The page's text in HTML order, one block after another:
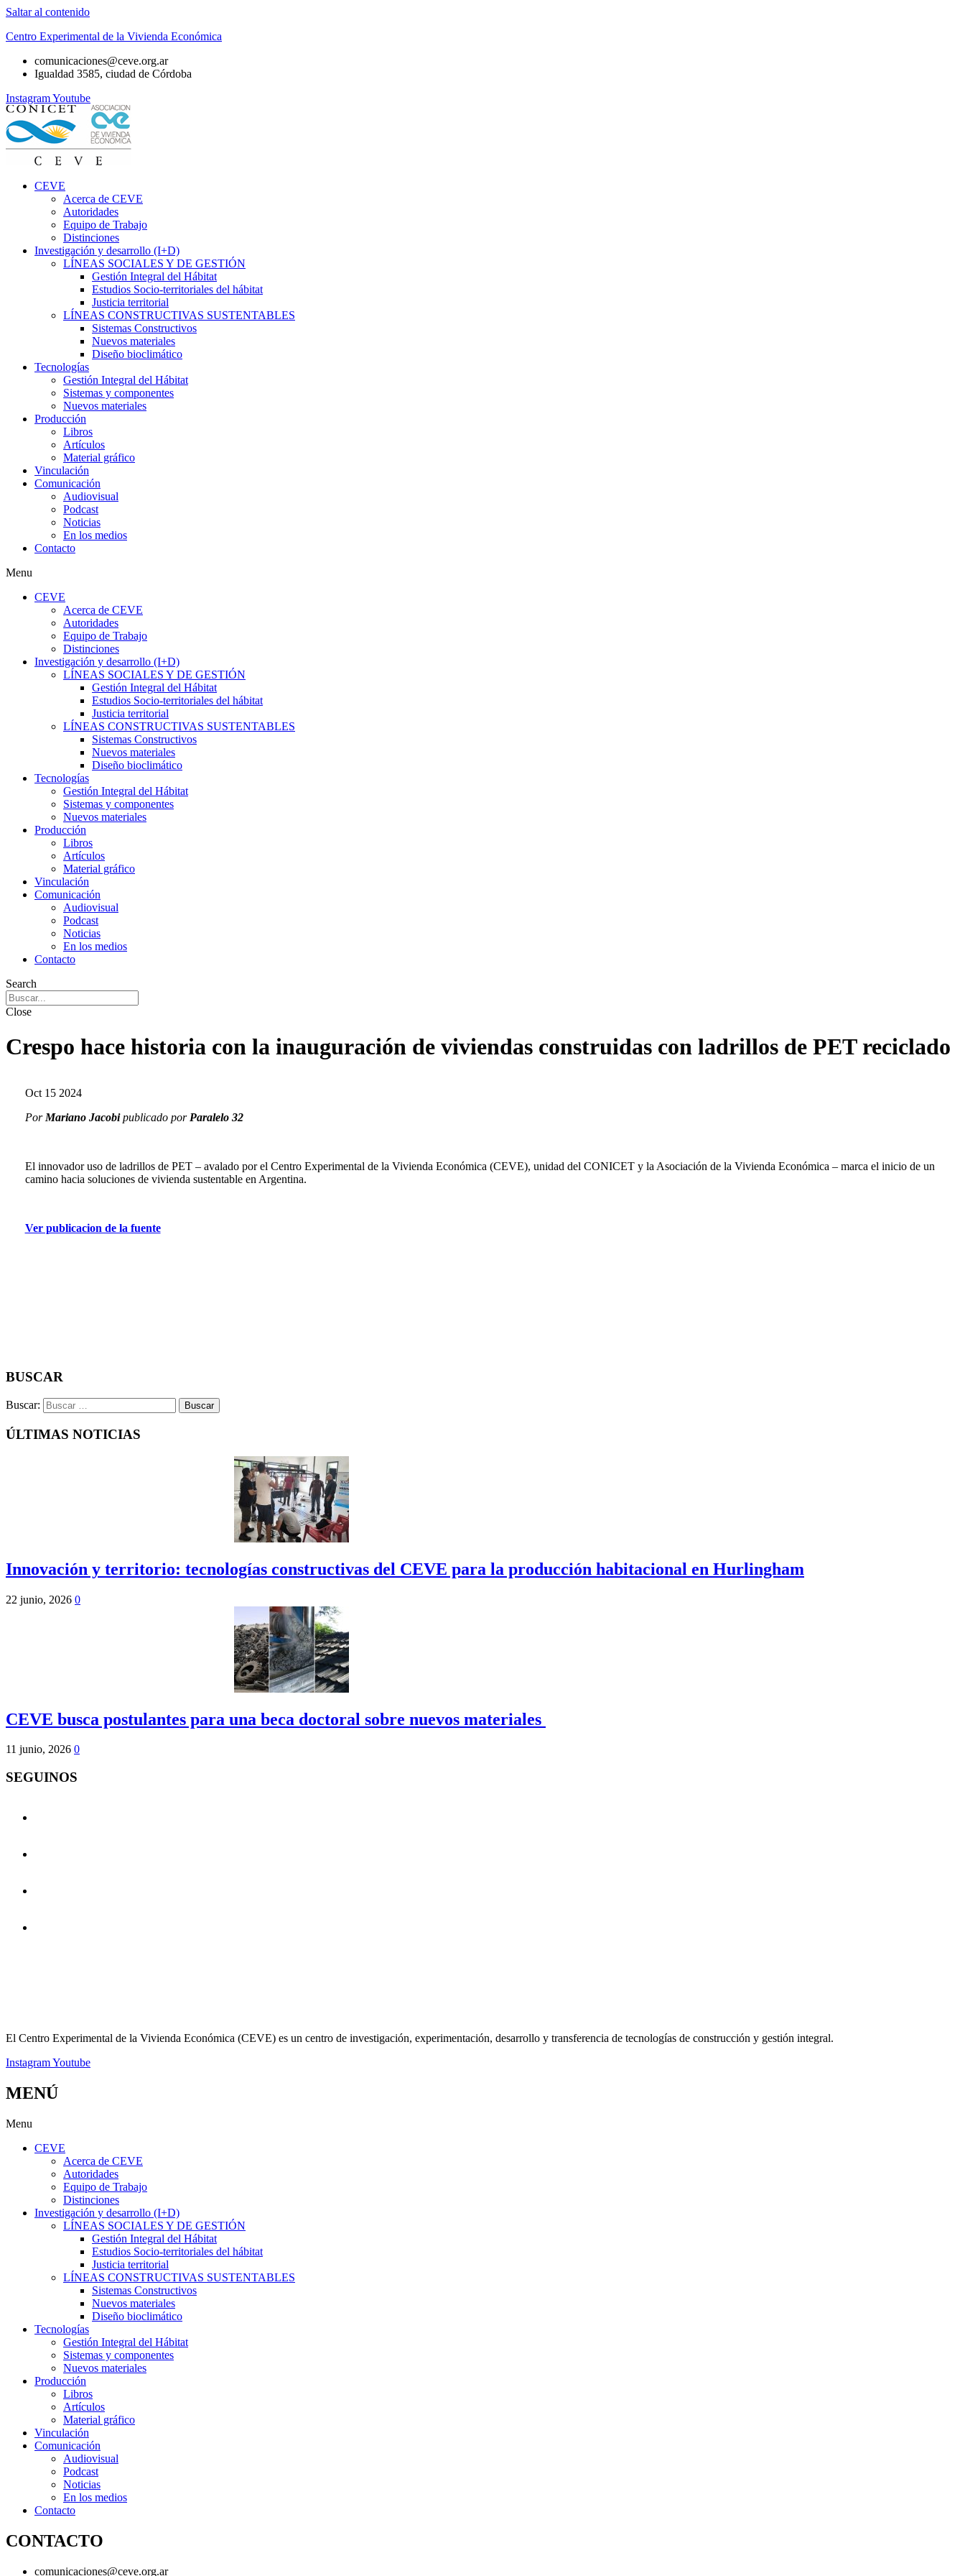
Saltar al contenido
Centro Experimental de la Vivienda Económica
comunicaciones@ceve.org.ar
Igualdad 3585, ciudad de Córdoba
InstagramYoutube
CEVE
Acerca de CEVE
Autoridades
Equipo de Trabajo
Distinciones
Investigación y desarrollo (I+D)
LÍNEAS SOCIALES Y DE GESTIÓN
Gestión Integral del Hábitat
Estudios Socio-territoriales del hábitat
Justicia territorial
LÍNEAS CONSTRUCTIVAS SUSTENTABLES
Sistemas Constructivos
Nuevos materiales
Diseño bioclimático
Tecnologías
Gestión Integral del Hábitat
Sistemas y componentes
Nuevos materiales
Producción
Libros
Artículos
Material gráfico
Vinculación
Comunicación
Audiovisual
Podcast
Noticias
En los medios
Contacto
Menu
CEVE
Acerca de CEVE
Autoridades
Equipo de Trabajo
Distinciones
Investigación y desarrollo (I+D)
LÍNEAS SOCIALES Y DE GESTIÓN
Gestión Integral del Hábitat
Estudios Socio-territoriales del hábitat
Justicia territorial
LÍNEAS CONSTRUCTIVAS SUSTENTABLES
Sistemas Constructivos
Nuevos materiales
Diseño bioclimático
Tecnologías
Gestión Integral del Hábitat
Sistemas y componentes
Nuevos materiales
Producción
Libros
Artículos
Material gráfico
Vinculación
Comunicación
Audiovisual
Podcast
Noticias
En los medios
Contacto
Search
Close
Crespo hace historia con la inauguración de viviendas construidas con ladrillos de PET reciclado
Oct 15 2024
Por Mariano Jacobipublicado porParalelo 32
El innovador uso de ladrillos de PET – avalado por el Centro Experimental de la Vivienda Económica (CEVE), unidad del CONICET y la Asociación de la Vivienda Económica – marca el inicio de un
camino hacia soluciones de vivienda sustentable en Argentina.
Ver publicacion de la fuente
BUSCAR
Buscar:
ÚLTIMAS NOTICIAS
Innovación y territorio: tecnologías constructivas del CEVE para la producción habitacional en Hurlingham
22 junio, 2026 0
CEVE busca postulantes para una beca doctoral sobre nuevos materiales
11 junio, 2026 0
SEGUINOS
El Centro Experimental de la Vivienda Económica (CEVE) es un centro de investigación, experimentación, desarrollo y transferencia de tecnologías de construcción y gestión integral.
InstagramYoutube
MENÚ
Menu
CEVE
Acerca de CEVE
Autoridades
Equipo de Trabajo
Distinciones
Investigación y desarrollo (I+D)
LÍNEAS SOCIALES Y DE GESTIÓN
Gestión Integral del Hábitat
Estudios Socio-territoriales del hábitat
Justicia territorial
LÍNEAS CONSTRUCTIVAS SUSTENTABLES
Sistemas Constructivos
Nuevos materiales
Diseño bioclimático
Tecnologías
Gestión Integral del Hábitat
Sistemas y componentes
Nuevos materiales
Producción
Libros
Artículos
Material gráfico
Vinculación
Comunicación
Audiovisual
Podcast
Noticias
En los medios
Contacto
CONTACTO
comunicaciones@ceve.org.ar